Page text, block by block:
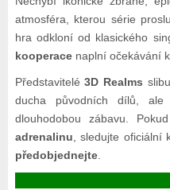
atmosféra, kterou série
hra odkloní od klasického
kooperacenaplní očekávání
Představitelé3D Realms
ducha původních dílů,
dlouhodobou zábavu.
adrenalinu , sledujte
předobjednejte.